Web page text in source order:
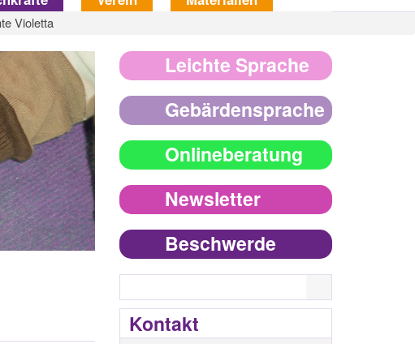
Violetta
Leichte Sprache
Gebärdensprache
Onlineberatung
Newsletter
Beschwerde
Kontakt